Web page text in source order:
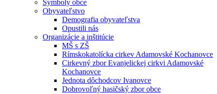
Symboly obce
Obyvateľstvo
Demografia obyvateľstva
Opustili nás
Organizácie a inštitúcie
MŠ s ZŠ
Rímskokatolícka cirkev Adamovské Kochanovce
Cirkevný zbor Evanjelickej cirkvi Adamovské
Kochanovce
Jednota dôchodcov Ivanovce
Dobrovoľný hasičský zbor obce